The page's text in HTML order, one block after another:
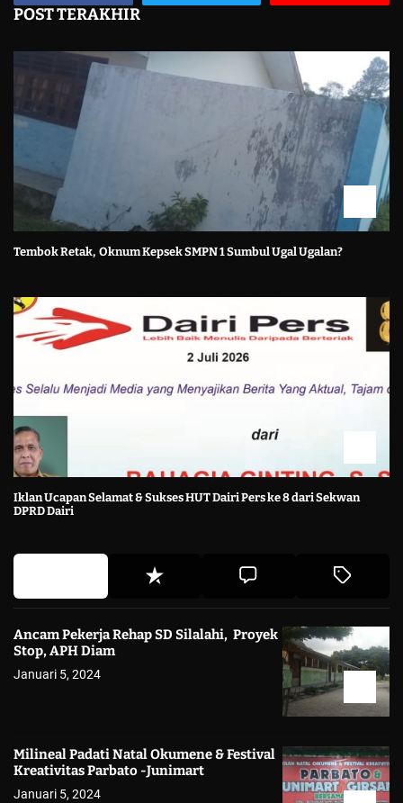
POST TERAKHIR
Tembok Retak, Oknum Kepsek SMPN 1 Sumbul Ugal Ugalan?
Iklan Ucapan Selamat & Sukses HUT Dairi Pers ke 8 dari Sekwan
DPRD Dairi
Ancam Pekerja Rehap SD Silalahi, Proyek
Stop, APH Diam
Januari 5, 2024
Milineal Padati Natal Okumene & Festival
Kreativitas Parbato -Junimart
Januari 5, 2024